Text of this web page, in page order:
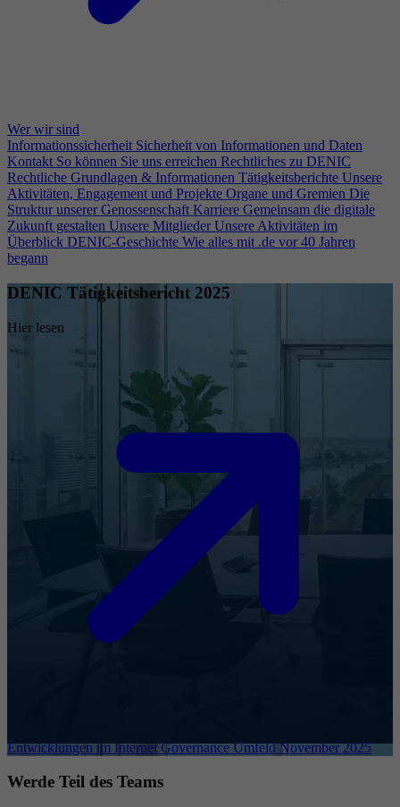
Wer wir sind
Informationssicherheit Sicherheit von Informationen und Daten
Kontakt So können Sie uns erreichen Rechtliches zu DENIC
Rechtliche Grundlagen & Informationen Tätigkeitsberichte Unsere
Aktivitäten, Engagement und Projekte Organe und Gremien Die
Struktur unserer Genossenschaft Karriere Gemeinsam die digitale
Zukunft gestalten Unsere Mitglieder Unsere Aktivitäten im
Überblick DENIC-Geschichte Wie alles mit .de vor 40 Jahren
begann
DENIC Tätigkeitsbericht 2025
Hier lesen
Entwicklungen im Internet Governance Umfeld November 2025
Werde Teil des Teams